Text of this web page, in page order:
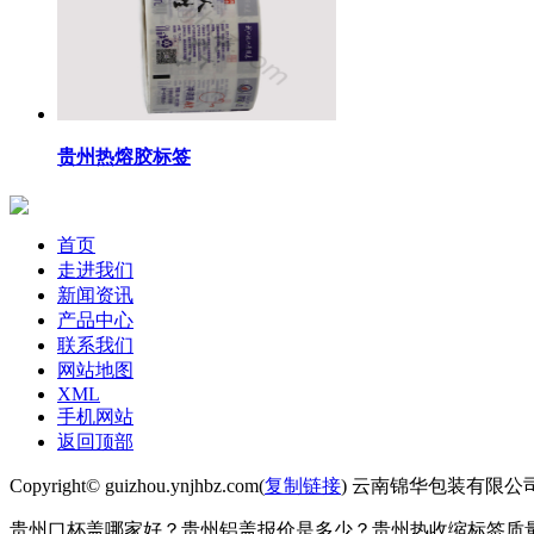
贵州热熔胶标签
首页
走进我们
新闻资讯
产品中心
联系我们
网站地图
XML
手机网站
返回顶部
Copyright© guizhou.ynjhbz.com(复制链接) 云南锦华包装有限公